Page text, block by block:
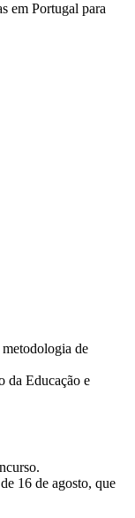
em Portugal para
de
da Educação e
16 de agosto, que